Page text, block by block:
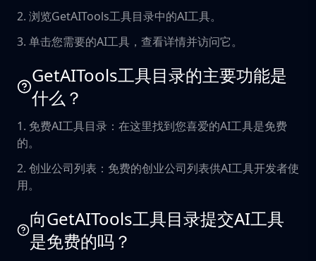
2. 浏览GetAITools工具目录中的AI工具。
3. 单击您需要的AI工具，查看详情并访问它。
GetAITools工具目录的主要功能是
什么？
1. 免费AI工具目录：在这里找到您喜爱的AI工具是免费
的。
2. 创业公司列表：免费的创业公司列表供AI工具开发者使
用。
向GetAITools工具目录提交AI工具
是免费的吗？